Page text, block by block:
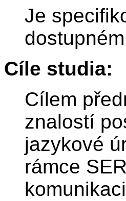
Je
Cíle studia:
Cílem
znalostí
jazykové
rámce